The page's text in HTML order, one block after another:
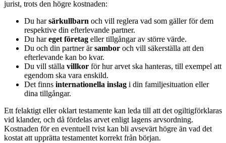
jurist, trots den högre kostnaden:
Du harsärkullbarn och vill reglera vad som gäller för dem
respektive din efterlevande partner.
Du hareget företag eller tillgångar av större värde.
Du och din partner ärsambor och vill säkerställa att den
efterlevande kan bo kvar.
Du vill ställa villkor för hur arvet ska hanteras, till exempel att
egendom ska vara enskild.
Det finns internationella inslag i din familjesituation eller
dina tillgångar.
Ett felaktigt eller oklart testamente kan leda till att det ogiltigförklaras
vid klander, och då fördelas arvet enligt lagens arvsordning.
Kostnaden för en eventuell tvist kan bli avsevärt högre än vad det
kostat att upprätta testamentet korrekt från början.